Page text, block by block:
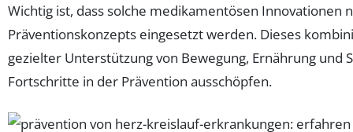
Wichtig ist, dass solche medikamentösen
Präventionskonzepts eingesetzt werden. Dieses
gezielter Unterstützung von Bewegung, Ernährung und
Fortschritte in der Prävention ausschöpfen.